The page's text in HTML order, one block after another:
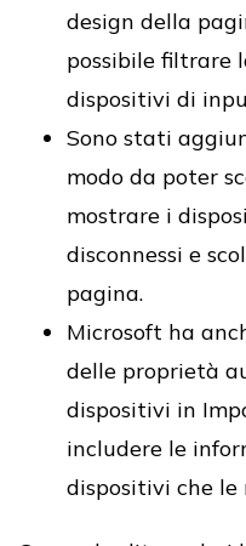
design della
possibile filtrare
dispositivi di
Sono stati
modo da poter
mostrare i
disconnessi e
pagina.
Microsoft ha
delle proprietà
dispositivi in
includere le
dispositivi che le